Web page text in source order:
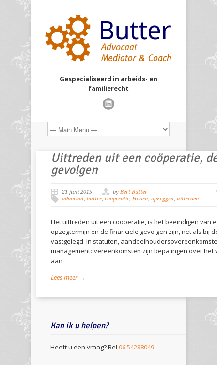
Gespecialiseerd in arbeids- en
familierecht
Uittreden uit een coöperatie,
gevolgen
21 juni 2015 by Bert Butter
advocaat, butter, coöperatie, Hoorn, opzeggen, uittreden
Het uittreden uit een coöperatie, is het beëindigen van
opzegtermijn en de financiële gevolgen zijn, net als bij
vastgelegd. In statuten,
managementovereenkomsten zijn bepalingen over het
aan
Lees meer →
Kan ik u helpen?
Heeft u een vraag? Bel 06 54288049